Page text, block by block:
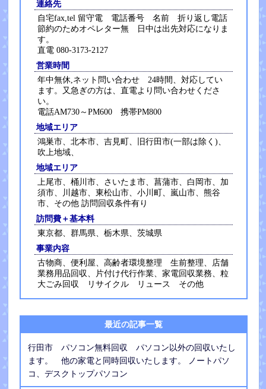
連絡先
自宅fax,tel 留守電 電話番号 名前 折り返し電話
節約のためオペレター無 日中は出先対応になりま
す。
直電 080-3173-2127
営業時間
年中無休,ネット問い合わせ 24時間、対応してい
ます。又急ぎの方は、直電より問い合わせくださ
い。
電話AM730～PM600 携帯PM800
地域エリア
鴻巣市、北本市、吉見町、旧行田市(一部は除く)、
吹上地域、
地域エリア
上尾市、桶川市、さいたま市、菖蒲市、白岡市、加
須市、川越市、東松山市、小川町、嵐山市、熊谷
市、その他 訪問回収条件有り
訪問費＋基本料
東京都、群馬県、栃木県、茨城県
事業内容
古物商、便利屋、高齢者環境整理 生前整理、店舗
業務用品回収、片付け代行作業、家電回収業務、粒
大ごみ回収 リサイクル リュース その他
最近の記事一覧
行田市 パソコン無料回収 パソコン以外の回収いたし
ます。 他の家電と同時回収いたします。 ノートパソ
コ、デスクトップパソコン